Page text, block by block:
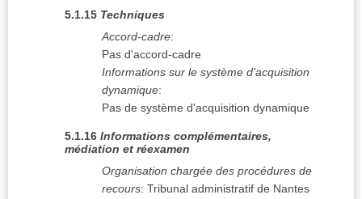
5.1.15 Techniques
Accord-cadre:
Pas d'accord-cadre
Informations sur le système d'acquisition
dynamique:
Pas de système d'acquisition dynamique
5.1.16 Informations complémentaires,
médiation et réexamen
Organisation chargée des procédures de
recours: Tribunal administratif de Nantes